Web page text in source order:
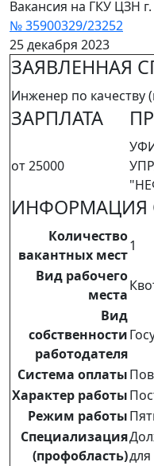
Вакансия на ГКУ ЦЗН
№ 35900329/23252
25 декабря 2023
ЗАЯВЛЕННАЯ
Инженер по качеству
ЗАРПЛАТА
от 25000
ИНФОРМАЦИЯ
Количество
вакантных мест
1
Вид рабочего
места
Вид
собственности
работодателя
Система оплаты
Характер работы
Режим работы
Специализация
(профобласть)